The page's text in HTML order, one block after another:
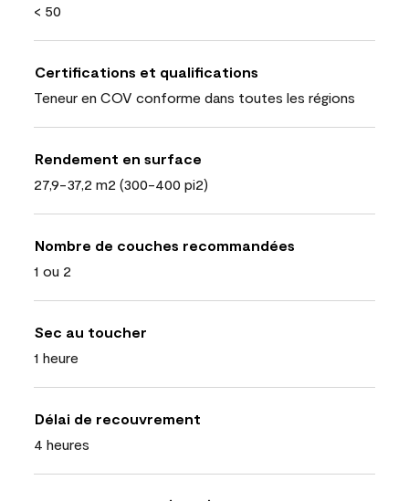
< 50
Certifications et qualifications
Teneur en COV conforme dans toutes les régions
Rendement en surface
27,9-37,2 m2 (300-400 pi2)
Nombre de couches recommandées
1 ou 2
Sec au toucher
1 heure
Délai de recouvrement
4 heures